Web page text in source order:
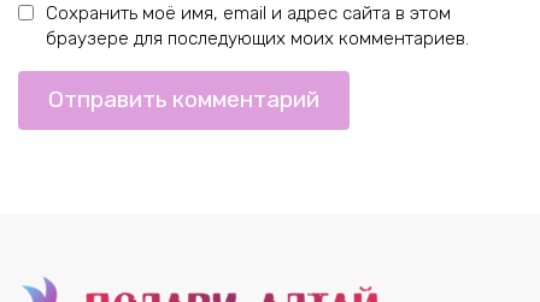
Сохранить моё имя, email и адрес сайта в этом
браузере для последующих моих комментариев.